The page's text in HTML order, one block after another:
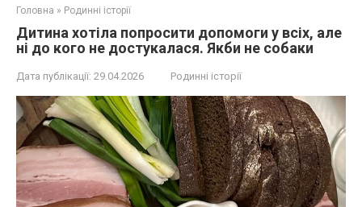
Головна » Родинні історії
Дитина хотіла попросити допомоги у всіх, але
ні до кого не достукалася. Якби не собаки
Дата публікації: 29.04.2026 Родинні історії